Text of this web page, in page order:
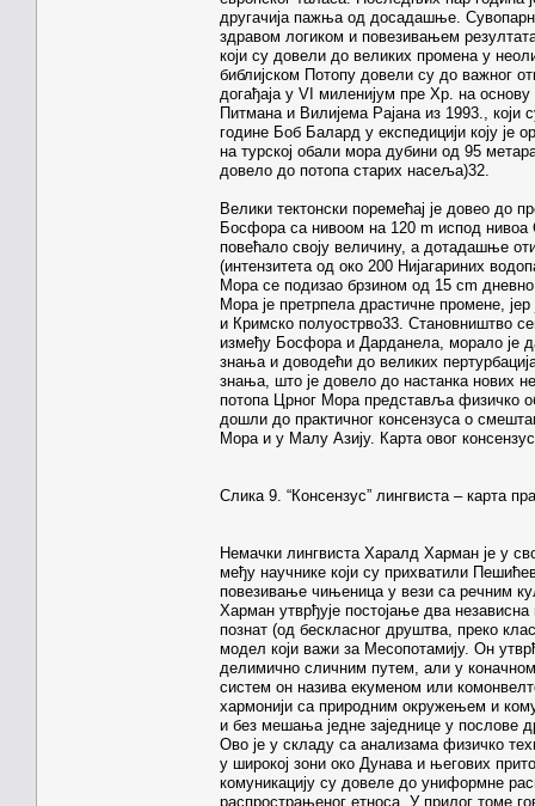
другачија пажња од досадашње.
здравом логиком и повезивањем
који су довели до великих промена у
библијском Потопу довели су до важног
догађаја у VI миленијум пре Хр. на
Питмана и Вилијема Рајана из 1993., који
године Боб Балард у експедицији коју је
на турској обали мора дубини од 95
довело до потопа старих насеља)32.
Велики тектонски поремећај је довео до
Босфора са нивоом на 120 m испод нивоа
повећало своју величину, а дотадашње
(интензитета од око 200 Нијагариних
Мора се подизао брзином од 15 cm
Мора је претрпела драстичне промене,
и Кримско полуострво33. Становништво
између Босфора и Дарданела, морало је
знања и доводећи до великих
знања, што је довело до настанка нових
потопа Црног Мора представља физичко
дошли до практичног консензуса о
Мора и у Малу Азију. Карта овог
Слика 9. “Консензус” лингвиста – карта
Немачки лингвиста Харалд Харман је у
међу научнике који су прихватили
повезивање чињеница у вези са речним
Харман утврђује постојање два независна
познат (од бескласног друштва, преко
модел који важи за Месопотамију. Он
делимично сличним путем, али у
систем он назива екуменом или
хармонији са природним окружењем и
и без мешања једне заједнице у послове
Ово је у складу са анализама физичко
у широкој зони око Дунава и његових
комуникацију су довеле до униформне
распрострањеног етноса. У прилог томе